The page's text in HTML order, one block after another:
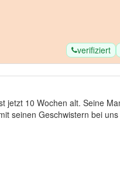
verifiziert
seinen Geschwistern bei